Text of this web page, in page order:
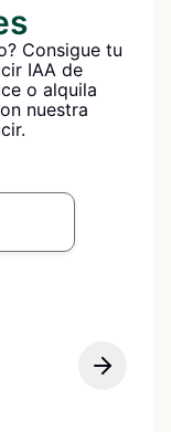
Consigue tu
IAA de
o alquila
nuestra